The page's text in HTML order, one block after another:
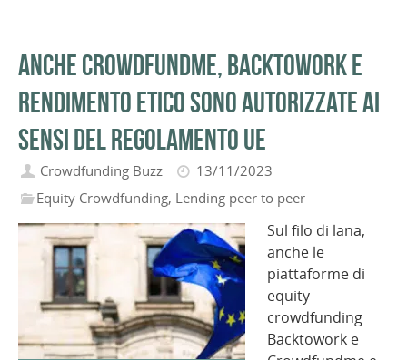
Anche Crowdfundme, Backtowork e
Rendimento Etico sono autorizzate ai
sensi del Regolamento UE
Crowdfunding Buzz
13/11/2023
Equity Crowdfunding, Lending peer to peer
Sul filo di lana,
anche le
piattaforme di
equity
crowdfunding
Backtowork e